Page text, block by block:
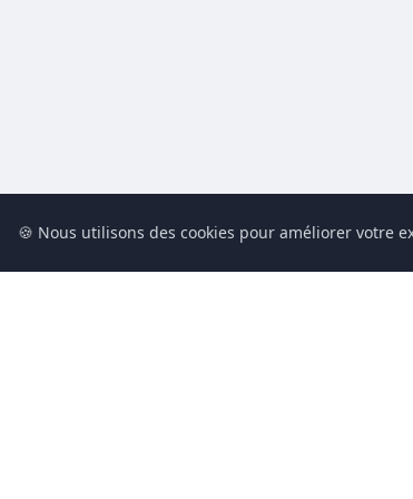
🍪 Nous utilisons des cookies pour améliorer votre